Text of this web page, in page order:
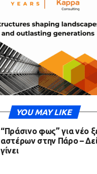
YOU MAY LIKE
“Πράσινο φως” για νέο
αστέρων στην Πάρο –
γίνει